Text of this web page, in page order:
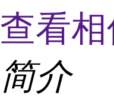
查看
简介